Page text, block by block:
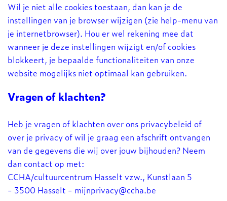
Wil je niet alle cookies toestaan, dan kan je de
instellingen van je browser wijzigen (zie help-menu van
je internetbrowser). Hou er wel rekening mee dat
wanneer je deze instellingen wijzigt en/of cookies
blokkeert, je bepaalde functionaliteiten van onze
website mogelijks niet optimaal kan gebruiken.
Vragen of klachten?
Heb je vragen of klachten over ons privacybeleid of
over je privacy of wil je graag een afschrift ontvangen
van de gegevens die wij over jouw bijhouden? Neem
dan contact op met:
CCHA/cultuurcentrum Hasselt vzw., Kunstlaan 5
- 3500 Hasselt - mijnprivacy@ccha.be